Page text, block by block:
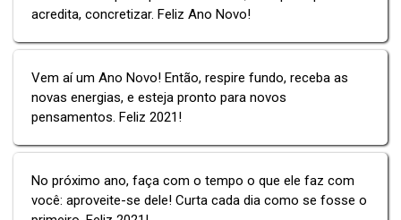
acredita, concretizar. Feliz Ano Novo!
Vem aí um Ano Novo! Então, respire fundo, receba as
novas energias, e esteja pronto para novos
pensamentos. Feliz 2021!
No próximo ano, faça com o tempo o que ele faz com
você: aproveite-se dele! Curta cada dia como se fosse o